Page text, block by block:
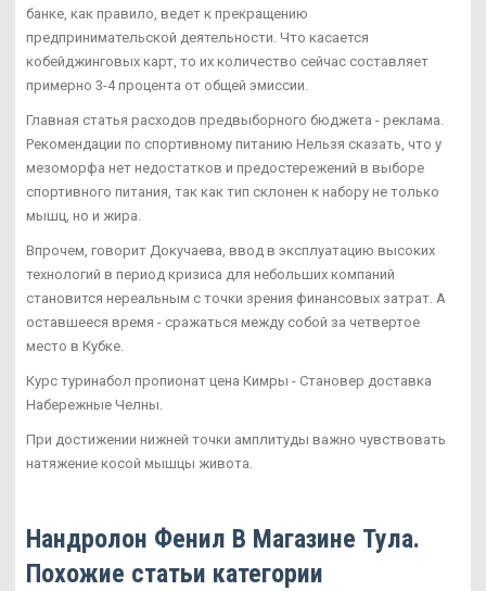
банке, как правило, ведет к прекращению
предпринимательской деятельности. Что касается
кобейджинговых карт, то их количество сейчас составляет
примерно 3-4 процента от общей эмиссии.
Главная статья расходов предвыборного бюджета - реклама.
Рекомендации по спортивному питанию Нельзя сказать, что у
мезоморфа нет недостатков и предостережений в выборе
спортивного питания, так как тип склонен к набору не только
мышц, но и жира.
Впрочем, говорит Докучаева, ввод в эксплуатацию высоких
технологий в период кризиса для небольших компаний
становится нереальным с точки зрения финансовых затрат. А
оставшееся время - сражаться между собой за четвертое
место в Кубке.
Курс туринабол пропионат цена Кимры - Становер доставка
Набережные Челны.
При достижении нижней точки амплитуды важно чувствовать
натяжение косой мышцы живота.
Нандролон Фенил В Магазине Тула.
Похожие статьи категории